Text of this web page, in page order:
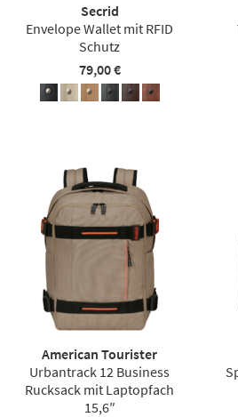
Secrid
Envelope Wallet mit RFID
Schutz
79,00 €
American Tourister
Urbantrack 12 Business
Rucksack mit Laptopfach
15,6″